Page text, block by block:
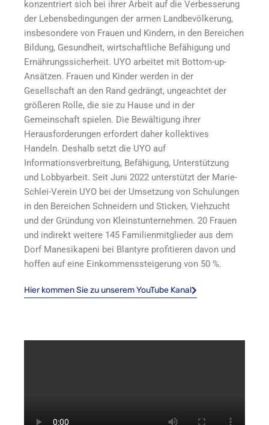
konzentriert sich bei ihrer Arbeit auf die Verbesserung
der Lebensbedingungen der armen Landbevölkerung,
insbesondere von Frauen und Kindern, in den Bereichen
Bildung, Gesundheit, wirtschaftliche Befähigung und
Ernährungssicherheit. UYO arbeitet mit Bottom-up-
Ansätzen. Frauen und Kinder werden in der
Gesellschaft an den Rand gedrängt, ungeachtet der
größeren Rolle, die sie zu Hause und in der
Gemeinschaft spielen. Die Bewältigung ihrer
Herausforderungen erfordert daher kollektives
Handeln. Deshalb setzt die UYO auf
Informationsverbreitung, Befähigung, Unterstützung
und Lobbyarbeit. Seit Juni 2022 unterstützt der Marie-
Schlei-Verein UYO bei der Umsetzung von Schulungen
in den Bereichen Schneidern und Sticken, Viehzucht
und der Gründung von Kleinstunternehmen. 20 Frauen
und indirekt weitere 145 Familienmitglieder aus dem
Dorf Manesikapeni bei Blantyre profitieren davon und
hoffen auf eine Einkommenssteigerung von 50 %.
Hier kommen Sie zu unserem YouTube Kanal